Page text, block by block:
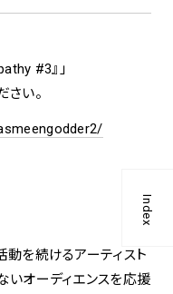
Index
#3』」
い。
を続けるアーティスト
いオーディエンスを応援